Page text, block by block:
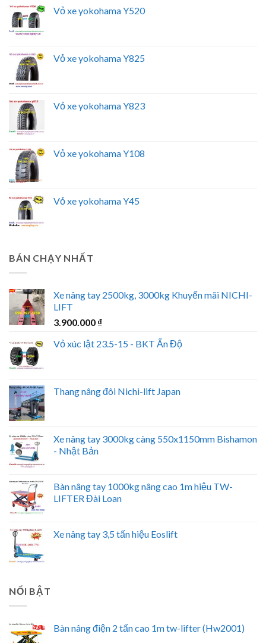
Vỏ xe yokohama Y520
Vỏ xe yokohama Y825
Vỏ xe yokohama Y823
Vỏ xe yokohama Y108
Vỏ xe yokohama Y45
BÁN CHẠY NHẤT
Xe nâng tay 2500kg, 3000kg Khuyến mãi NICHI-
LIFT
3.900.000 ₫
Vỏ xúc lật 23.5-15 - BKT Ấn Độ
Thang nâng đôi Nichi-lift Japan
Xe nâng tay 3000kg càng 550x1150mm Bishamon
- Nhật Bản
Bàn nâng tay 1000kg nâng cao 1m hiệu TW-
LIFTER Đài Loan
Xe nâng tay 3,5 tấn hiệu Eoslift
NỔI BẬT
Bàn nâng điện 2 tấn cao 1m tw-lifter (Hw2001)